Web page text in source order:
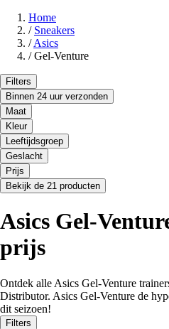
Home
/ Sneakers
/ Asics
/ Gel-Venture
Filters
Binnen 24 uur verzonden
Maat
Kleur
Leeftijdsgroep
Geslacht
Prijs
Bekijk de 21 producten
Asics Gel-
prijs
Ontdek alle Asics Gel-Venture
Distributor. Asics Gel-Venture de
dit seizoen!
Filters